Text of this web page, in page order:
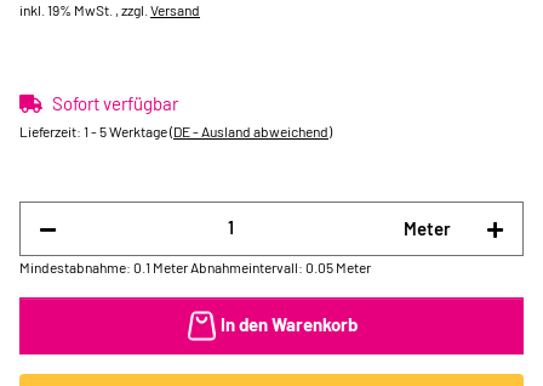
inkl. 19% MwSt. , zzgl. Versand
Sofort verfügbar
Lieferzeit: 1 - 5 Werktage(DE - Ausland abweichend)
Meter
Mindestabnahme: 0.1 Meter Abnahmeintervall: 0.05 Meter
In den Warenkorb